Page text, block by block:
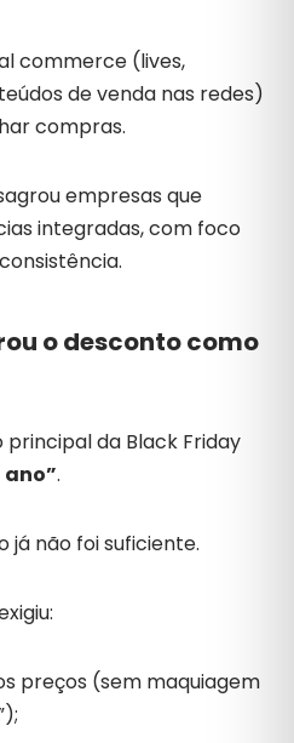
commerce (lives,
de venda nas redes)
compras.
empresas que
integradas, com foco
o desconto como
principal da Black Friday
ano”.
já não foi suficiente.
preços (sem maquiagem